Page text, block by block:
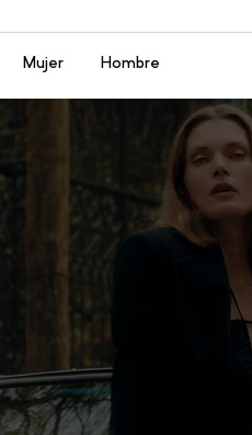
Menú
Mujer Hombre